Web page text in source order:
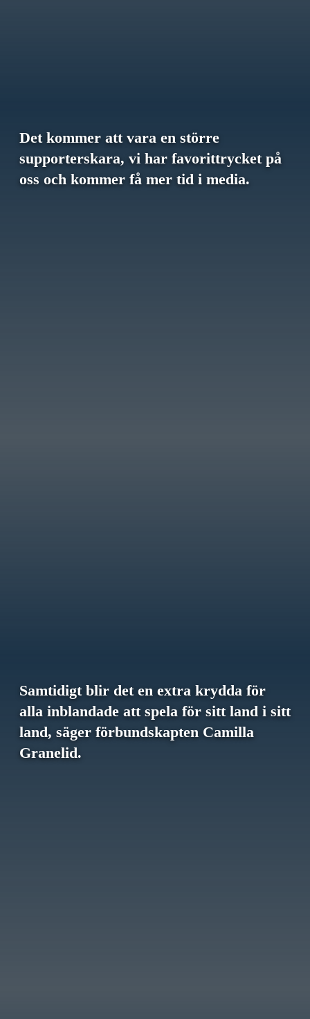
Det kommer att vara en större
supporterskara, vi har favorittrycket på
oss och kommer få mer tid i media.
Samtidigt blir det en extra krydda för
alla inblandade att spela för sitt land i sitt
land, säger förbundskapten Camilla
Granelid.